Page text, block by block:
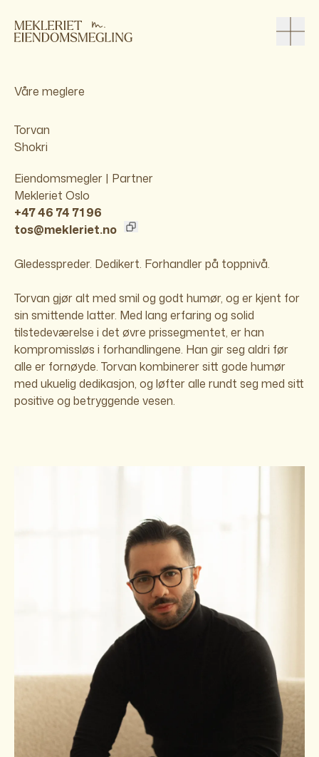
Våre meglere
Torvan
Shokri
Eiendomsmegler | Partner
Mekleriet Oslo
+47 46 74 71 96
tos@mekleriet.no
Gledesspreder. Dedikert. Forhandler på toppnivå.
Torvan gjør alt med smil og godt humør, og er kjent for
sin smittende latter. Med lang erfaring og solid
tilstedeværelse i det øvre prissegmentet, er han
kompromissløs i forhandlingene. Han gir seg aldri før
alle er fornøyde. Torvan kombinerer sitt gode humør
med ukuelig dedikasjon, og løfter alle rundt seg med sitt
positive og betryggende vesen.